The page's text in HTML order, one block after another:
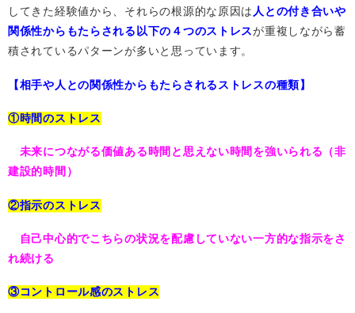
してきた経験値から、それらの根源的な原因は人との付き合いや
関係性からもたらされる以下の４つのストレスが重複しながら蓄
積されているパターンが多いと思っています。
【相手や人との関係性からもたらされるストレスの種類】
①時間のストレス
未来につながる価値ある時間と思えない時間を強いられる（非
建設的時間）
②指示のストレス
自己中心的でこちらの状況を配慮していない一方的な指示をさ
れ続ける
③コントロール感のストレス